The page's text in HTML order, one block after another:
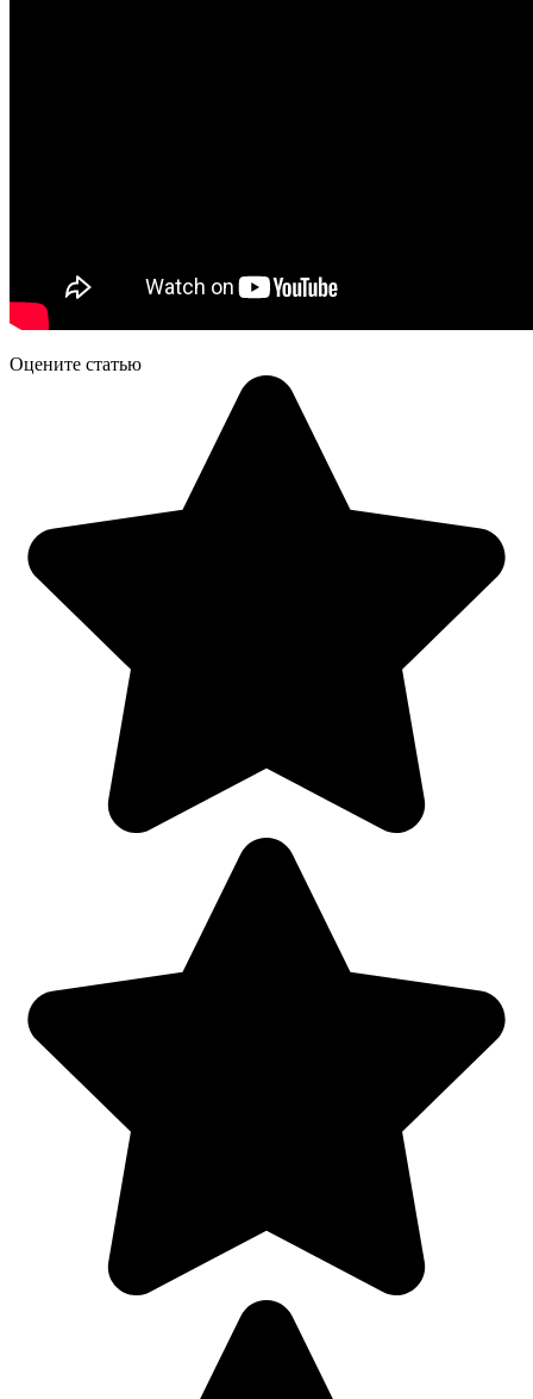
Оцените статью